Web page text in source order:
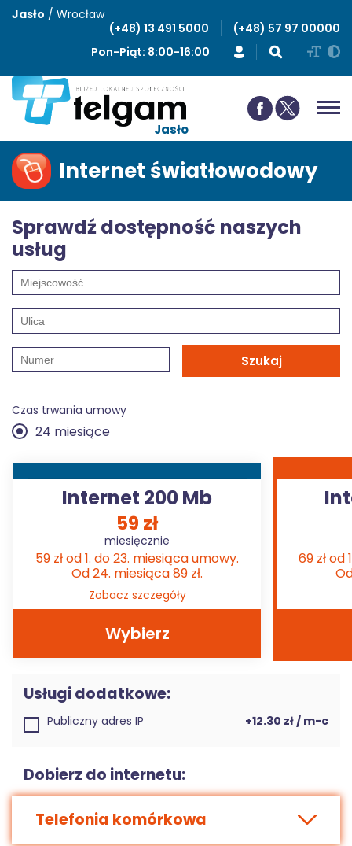
Jasło / Wrocław
(+48) 13 491 5000
(+48) 57 97 00000
Pon-Piąt: 8:00-16:00
Jasło
Internet światłowodowy
Sprawdź dostępność naszych
usług
Szukaj
Czas trwania umowy
24 miesiące
Internet 200 Mb
59 zł
miesięcznie
59 zł od 1. do 23. miesiąca umowy.
Od 24. miesiąca 89 zł.
Zobacz szczegóły
Wybierz
69 zł od
Usługi dodatkowe:
Publiczny adres IP +12.30 zł / m-c
Dobierz do internetu:
Telefonia komórkowa